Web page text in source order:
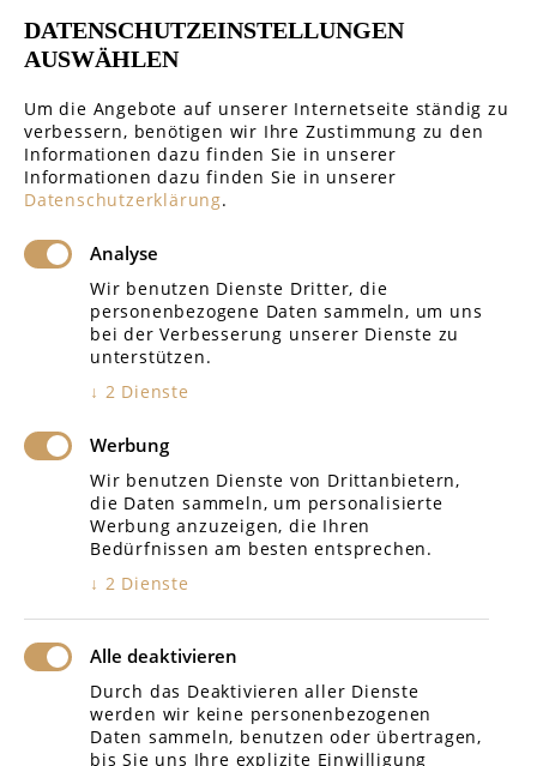
Handelsrecht & Gesellschaftsrecht
GERICHTE REGIONAL
Amtsgericht Rottenburg
Amtsgericht Tübingen
Arbeitsgericht Reutlingen
Sozialgericht Reutlingen
Verwaltungsgericht SIG
DATENSCHUTZEINSTELLUNGEN
AUSWÄHLEN
Um die Angebote auf unserer Internetseite ständig zu
verbessern, benötigen wir Ihre Zustimmung zu den
Informationen dazu finden Sie in unserer
Informationen dazu finden Sie in unserer
Datenschutzerklärung.
Analyse
Wir benutzen Dienste Dritter, die
personenbezogene Daten sammeln, um uns
bei der Verbesserung unserer Dienste zu
unterstützen.
↓ 2 Dienste
Werbung
Wir benutzen Dienste von Drittanbietern,
die Daten sammeln, um personalisierte
Werbung anzuzeigen, die Ihren
Bedürfnissen am besten entsprechen.
↓ 2 Dienste
Alle deaktivieren
Durch das Deaktivieren aller Dienste
werden wir keine personenbezogenen
Daten sammeln, benutzen oder übertragen,
bis Sie uns Ihre explizite Einwilligung